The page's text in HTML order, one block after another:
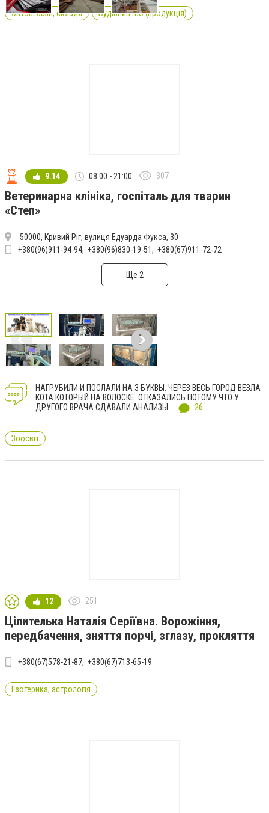
Оптові бази, склади Будівництво (продукція)
9.14 08:00 - 21:00 307
Ветеринарна клініка, госпіталь для тварин
«Степ»
50000, Кривий Ріг, вулиця Едуарда Фукса, 30
+380(96)911-94-94 +380(96)830-19-51 +380(67)911-72-72
Ще 2
НАГРУБИЛИ И ПОСЛАЛИ НА 3 БУКВЫ. ЧЕРЕЗ ВЕСЬ ГОРОД ВЕЗЛА
КОТА КОТОРЫЙ НА ВОЛОСКЕ. ОТКАЗАЛИСЬ ПОТОМУ ЧТО У
ДРУГОГО ВРАЧА СДАВАЛИ АНАЛИЗЫ.
26
Зоосвіт
12 251
Цілителька Наталія Серіївна. Ворожіння,
передбачення, зняття порчі, зглазу, прокляття
+380(67)578-21-87 +380(67)713-65-19
Езотерика, астрологія